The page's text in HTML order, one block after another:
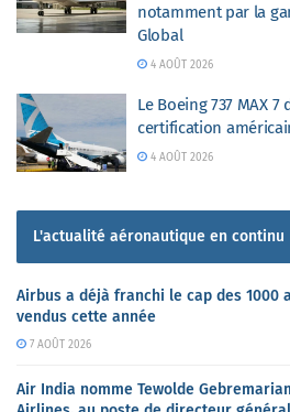
notamment par la
Global
4 AOÛT 2026
Le Boeing 737 MAX
certification
4 AOÛT 2026
L'actualité aéronautique en continu
Airbus a déjà franchi le cap des 1000
vendus cette année
7 AOÛT 2026
Air India nomme Tewolde